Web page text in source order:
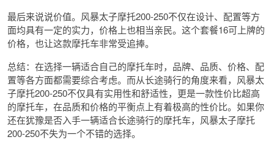
最后来说说价值。风暴太子摩托200-250不仅在设计、配置等方
面均具有一定的实力，价格上也相当亲民。这个套餐16可上牌的
价格，也让这款摩托车非常受追捧。
总结：在选择一辆适合自己的摩托车时，品牌、品质、价格、配
置等各方面都需要综合考虑。而从长途骑行的角度来看，风暴太
子摩托200-250不仅具有实用性和舒适性，更是一款性价比超高
的摩托车，在品质和价格的平衡点上有着极高的性价比。如果你
还在犹豫是否入手一辆适合长途骑行的摩托车，风暴太子摩托
200-250不失为一个不错的选择。